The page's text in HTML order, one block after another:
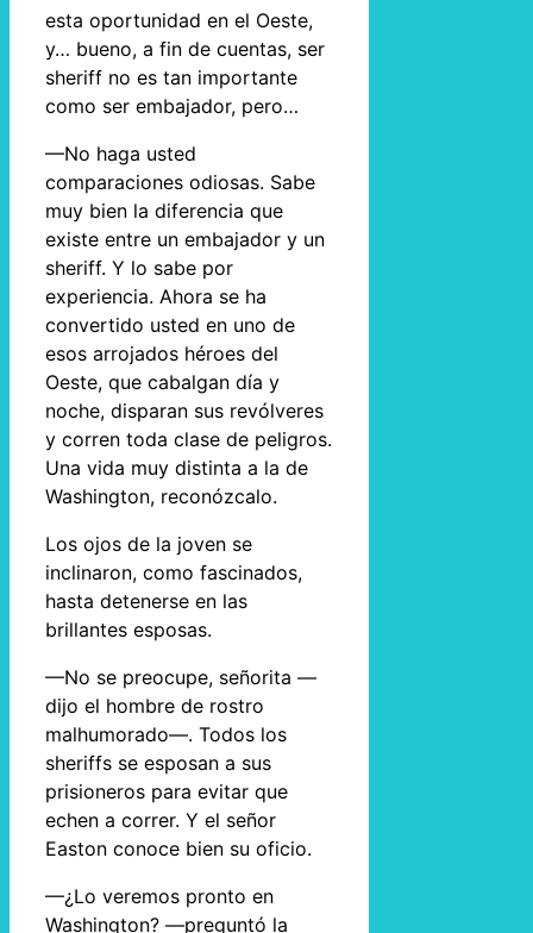
esta oportunidad en el Oeste,
y… bueno, a fin de cuentas, ser
sheriff no es tan importante
como ser embajador, pero…
—No haga usted
comparaciones odiosas. Sabe
muy bien la diferencia que
existe entre un embajador y un
sheriff. Y lo sabe por
experiencia. Ahora se ha
convertido usted en uno de
esos arrojados héroes del
Oeste, que cabalgan día y
noche, disparan sus revólveres
y corren toda clase de peligros.
Una vida muy distinta a la de
Washington, reconózcalo.
Los ojos de la joven se
inclinaron, como fascinados,
hasta detenerse en las
brillantes esposas.
—No se preocupe, señorita —
dijo el hombre de rostro
malhumorado—. Todos los
sheriffs se esposan a sus
prisioneros para evitar que
echen a correr. Y el señor
Easton conoce bien su oficio.
—¿Lo veremos pronto en
Washington? —preguntó la